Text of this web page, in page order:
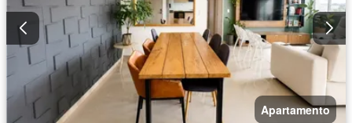
Apartamento